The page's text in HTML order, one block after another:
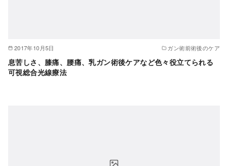
2017年10月5日 ガン術前術後のケア
息苦しさ、膝痛、腰痛、乳ガン術後ケアなど色々役立てられる
可視総合光線療法